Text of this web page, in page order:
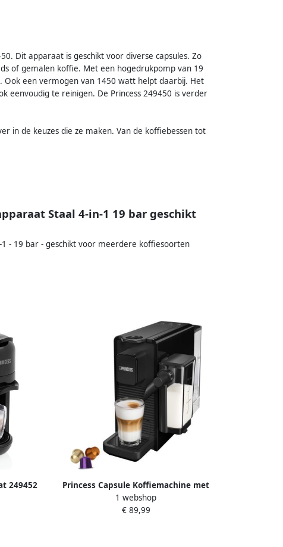
Dit apparaat is geschikt voor diverse capsules. Zo
of gemalen koffie. Met een hogedrukpomp van 19
een vermogen van 1450 watt helpt daarbij. Het
eenvoudig te reinigen. De Princess 249450 is verder
in de keuzes die ze maken. Van de koffiebessen tot
Staal 4-in-1 19 bar geschikt
- 19 bar - geschikt voor meerdere koffiesoorten
249452
Zwart
Princess Capsule Koffiemachine met
Melkopschuimer 249455 – Geschikt
voor Nespresso – 20 Bar – Espresso
1 webshop
€ 89,99